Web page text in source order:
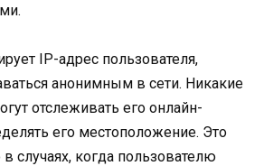
IP-адрес пользователя,
анонимным в сети. Никакие
отслеживать его онлайн-
его местоположение. Это
случаях, когда пользователю